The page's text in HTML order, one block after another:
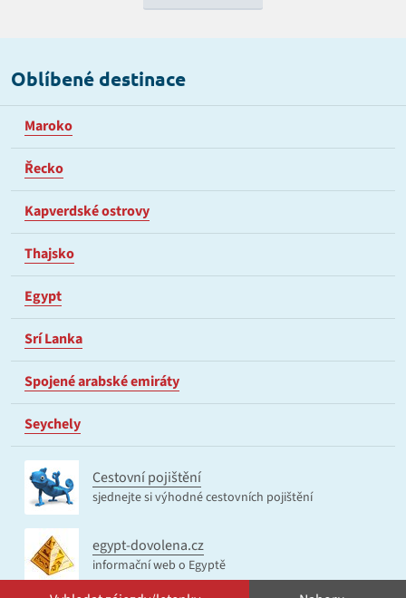
Oblíbené destinace
Maroko
Řecko
Kapverdské ostrovy
Thajsko
Egypt
Srí Lanka
Spojené arabské emiráty
Seychely
Cestovní pojištění
sjednejte si výhodné cestovních pojištění
egypt-dovolena.cz
informační web o Egyptě